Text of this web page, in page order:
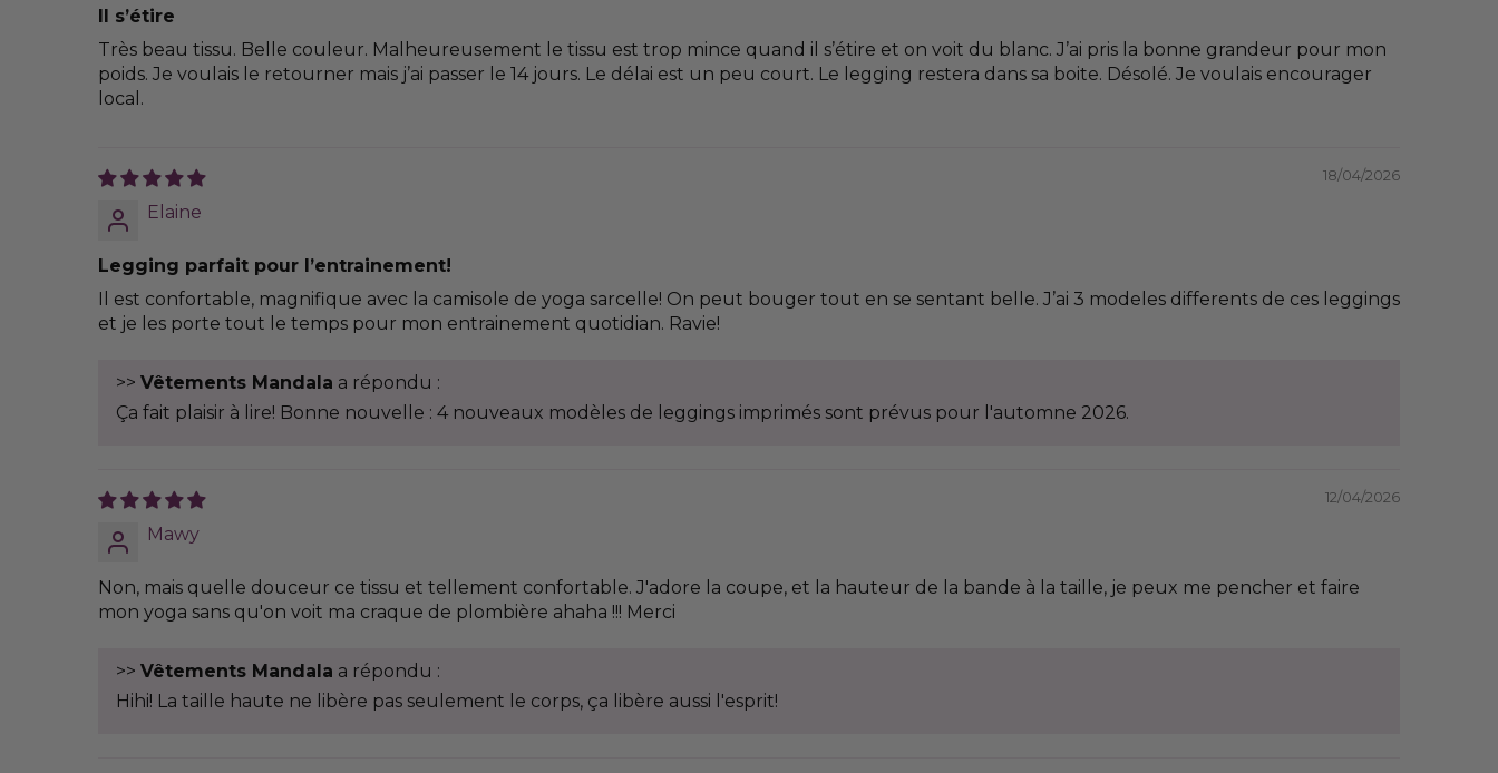
Il s’étire
Très beau tissu. Belle couleur. Malheureusement le tissu est trop mince quand il s’étire et on voit du blanc. J’ai pris la bonne grandeur pour mon
poids. Je voulais le retourner mais j’ai passer le 14 jours. Le délai est un peu court. Le legging restera dans sa boite. Désolé. Je voulais encourager
local.
18/04/2026
Elaine
Legging parfait pour l’entrainement!
Il est confortable, magnifique avec la camisole de yoga sarcelle! On peut bouger tout en se sentant belle. J’ai 3 modeles differents de ces leggings
et je les porte tout le temps pour mon entrainement quotidian. Ravie!
>> Vêtements Mandala a répondu :
Ça fait plaisir à lire! Bonne nouvelle : 4 nouveaux modèles de leggings imprimés sont prévus pour l'automne 2026.
12/04/2026
Mawy
Non, mais quelle douceur ce tissu et tellement confortable. J'adore la coupe, et la hauteur de la bande à la taille, je peux me pencher et faire
mon yoga sans qu'on voit ma craque de plombière ahaha !!! Merci
>> Vêtements Mandala a répondu :
Hihi! La taille haute ne libère pas seulement le corps, ça libère aussi l'esprit!